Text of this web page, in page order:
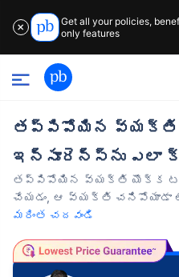
✕
Get all your policies,
only features
తప్పిపోయిన
ఇన్సూరెన్స్‌ను ఎలా
తప్పిపోయిన వ్యక్తి యొక్క
చేయడం, ఆ వ్యక్తి చనిపోయాడా
మరింత చదవండి